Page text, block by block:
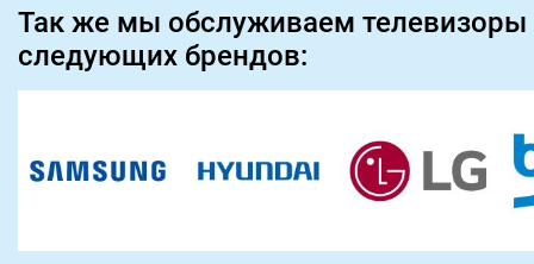
Так же мы обслуживаем телевизоры
следующих брендов: